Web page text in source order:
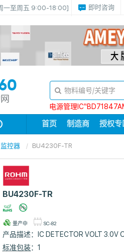
一至周五 9:00-18:00] 即时咨询
电源管理
首页 制造商 授权专
控器 BU4230F-TR
BU4230F-TR
量产中 SC-82
产品描述：
IC DETECTOR VOLT 3.0V
标准包装：1